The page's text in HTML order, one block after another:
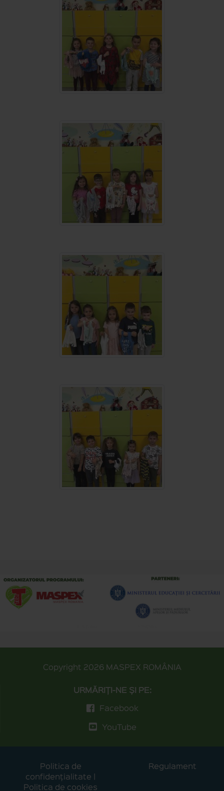
Copyright 2026 MASPEX ROMÂNIA
URMĂRIȚI-NE ȘI PE:
Facebook
YouTube
Politica de
confidențialitate |
Politica de cookies
Regulament